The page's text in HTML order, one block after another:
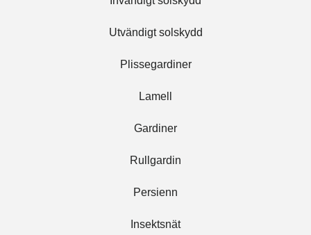
Utvändigt solskydd
Plissegardiner
Lamell
Gardiner
Rullgardin
Persienn
Insektsnät